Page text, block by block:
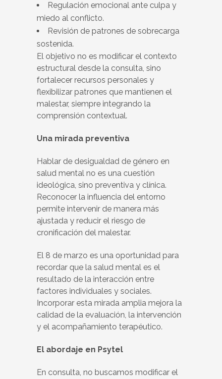
Regulación emocional ante culpa y
miedo al conflicto.
Revisión de patrones de sobrecarga
sostenida.
El objetivo no es modificar el contexto
estructural desde la consulta, sino
fortalecer recursos personales y
flexibilizar patrones que mantienen el
malestar, siempre integrando la
comprensión contextual.
Una mirada preventiva
Hablar de desigualdad de género en
salud mental no es una cuestión
ideológica, sino preventiva y clínica.
Reconocer la influencia del entorno
permite intervenir de manera más
ajustada y reducir el riesgo de
cronificación del malestar.
El 8 de marzo es una oportunidad para
recordar que la salud mental es el
resultado de la interacción entre
factores individuales y sociales.
Incorporar esta mirada amplia mejora la
calidad de la evaluación, la intervención
y el acompañamiento terapéutico.
El abordaje en Psytel
En consulta, no buscamos modificar el